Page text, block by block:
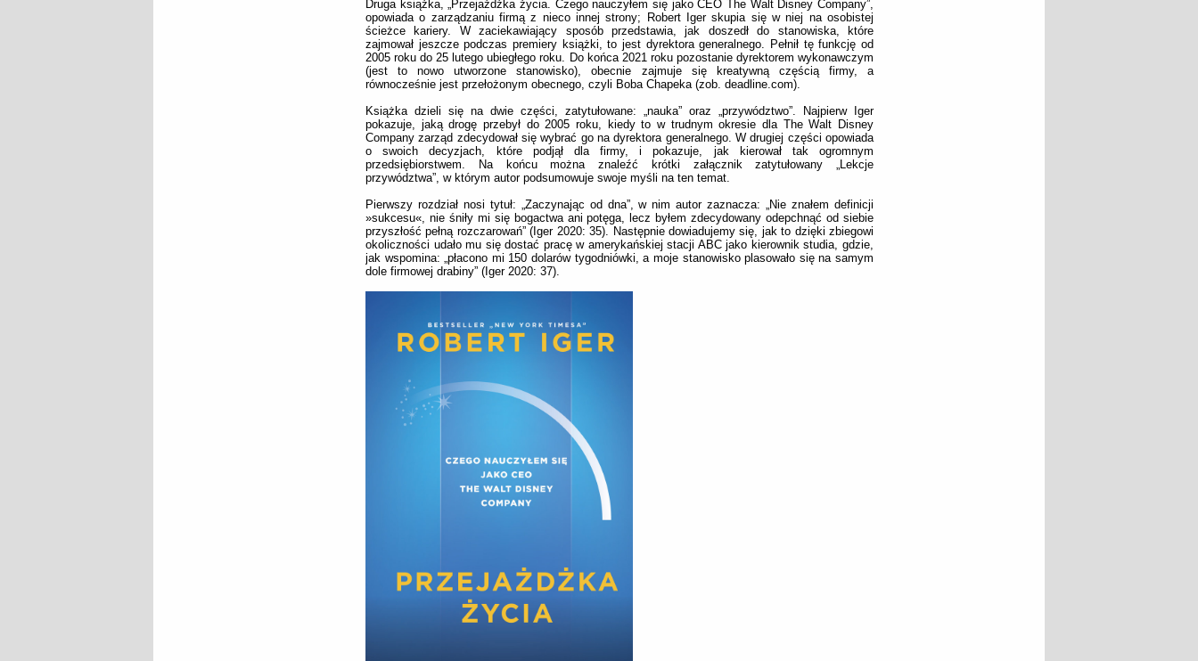
Druga książka, „Przejażdżka życia. Czego nauczyłem się jako CEO The Walt Disney Company”,
opowiada o zarządzaniu firmą z nieco innej strony; Robert Iger skupia się w niej na osobistej
ścieżce kariery. W zaciekawiający sposób przedstawia, jak doszedł do stanowiska, które
zajmował jeszcze podczas premiery książki, to jest dyrektora generalnego. Pełnił tę funkcję od
2005 roku do 25 lutego ubiegłego roku. Do końca 2021 roku pozostanie dyrektorem wykonawczym
(jest to nowo utworzone stanowisko), obecnie zajmuje się kreatywną częścią firmy, a
równocześnie jest przełożonym obecnego, czyli Boba Chapeka (zob. deadline.com).
Książka dzieli się na dwie części, zatytułowane: „nauka” oraz „przywództwo”. Najpierw Iger
pokazuje, jaką drogę przebył do 2005 roku, kiedy to w trudnym okresie dla The Walt Disney
Company zarząd zdecydował się wybrać go na dyrektora generalnego. W drugiej części opowiada
o swoich decyzjach, które podjął dla firmy, i pokazuje, jak kierował tak ogromnym
przedsiębiorstwem. Na końcu można znaleźć krótki załącznik zatytułowany „Lekcje
przywództwa”, w którym autor podsumowuje swoje myśli na ten temat.
Pierwszy rozdział nosi tytuł: „Zaczynając od dna”, w nim autor zaznacza: „Nie znałem definicji
»sukcesu«, nie śniły mi się bogactwa ani potęga, lecz byłem zdecydowany odepchnąć od siebie
przyszłość pełną rozczarowań” (Iger 2020: 35). Następnie dowiadujemy się, jak to dzięki zbiegowi
okoliczności udało mu się dostać pracę w amerykańskiej stacji ABC jako kierownik studia, gdzie,
jak wspomina: „płacono mi 150 dolarów tygodniówki, a moje stanowisko plasowało się na samym
dole firmowej drabiny” (Iger 2020: 37).